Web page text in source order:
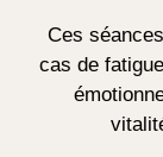
Ces
cas de